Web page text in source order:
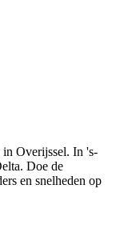
in Overijssel. In 's-
Doe de
en snelheden op